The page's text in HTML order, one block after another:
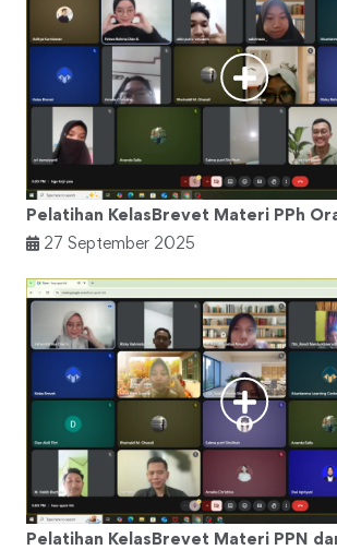
Pelatihan KelasBrevet Materi PPh
27 September 2025
Pelatihan KelasBrevet Materi PPN